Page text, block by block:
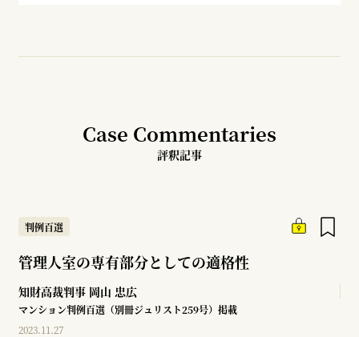
Case Commentaries
評釈記事
判例百選
管理人室の専有部分としての適格性
知財高裁判事 岡山 忠広
マンション判例百選（別冊ジュリスト259号）掲載
2023.11.27